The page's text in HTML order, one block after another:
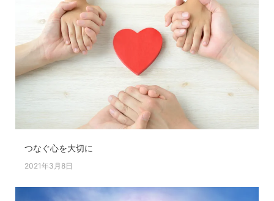
つなぐ心を大切に
2021年3月8日